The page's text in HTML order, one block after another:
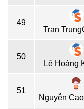
49
Tran
50
Lê Hoàng
51
Nguyễn